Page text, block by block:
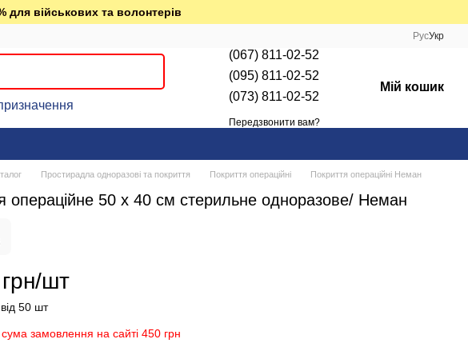
військових та волонтерів
РусУкр
(067) 811-02-52
(095) 811-02-52
(073) 811-02-52
Передзвонити вам?
Мій кошик
Простирадла одноразові та покриття Покриття операційні Покриття операційні Неман
операційне 50 х 40 см стерильне одноразове/ Неман
шт
50 шт
замовлення на сайті 450 грн